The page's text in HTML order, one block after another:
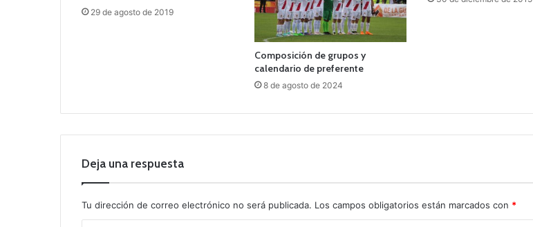
29 de agosto de 2019
Composición de grupos y
calendario de preferente
8 de agosto de 2024
Deja una respuesta
Tu dirección de correo electrónico no será publicada. Los campos obligatorios están marcados con *